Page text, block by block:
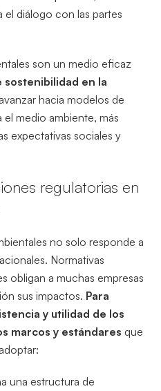
el diálogo con las partes
son un medio eficaz
en la
hacia modelos de
medio ambiente, más
expectativas sociales y
regulatorias en
no solo responde a
Normativas
obligan a muchas empresas
sus impactos. Para
y utilidad de los
marcos y estándares que
una estructura de